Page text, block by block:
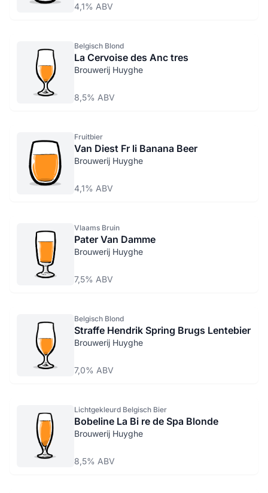
4,1% ABV
Belgisch Blond
La Cervoise des Anc tres
Brouwerij Huyghe
8,5% ABV
Fruitbier
Van Diest Fr li Banana Beer
Brouwerij Huyghe
4,1% ABV
Vlaams Bruin
Pater Van Damme
Brouwerij Huyghe
7,5% ABV
Belgisch Blond
Straffe Hendrik Spring Brugs Lentebier
Brouwerij Huyghe
7,0% ABV
Lichtgekleurd Belgisch Bier
Bobeline La Bi re de Spa Blonde
Brouwerij Huyghe
8,5% ABV